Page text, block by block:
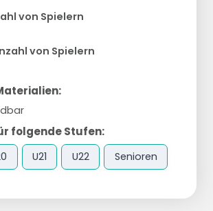
von Spielern
von Spielern
folgende Stufen:
U21 U22 Senioren